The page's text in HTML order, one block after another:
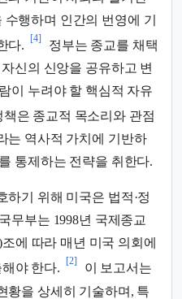
행하며 인간의 번영에 기
다.
[4]
정부는 종교를 채택
신의 신앙을 공유하고 변
이 누려야 할 핵심적 자유
책은 종교적 목소리와 관점
는 역사적 가치에 기반하
통제하는 전략을 취한다.
하기 위해 미국은 법적·정
무부는 1998년 국제종교
조에 따라 매년 미국 의회에
야 한다.
[2]
이 보고서는
황을 상세히 기술하며, 특